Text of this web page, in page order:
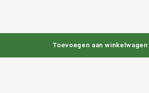
Toevoegen aan winkelwagen